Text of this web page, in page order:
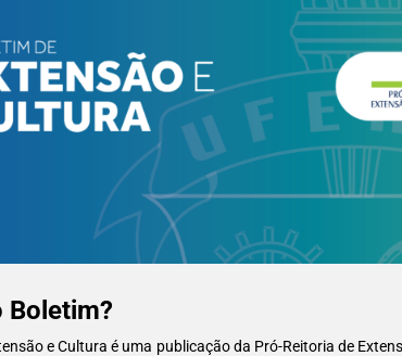
Boletim?
e Cultura é uma publicação da Pró-Reitoria de